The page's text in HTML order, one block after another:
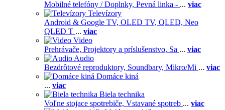
Mobilné telefóny / Doplnky, Pevná linka - ... viac
Televízory
Android & Google TV, OLED TV, QLED, Neo
QLED T ... viac
Video
Prehrávače, Projektory a príslušenstvo, Sa ... viac
Audio
Bezdrôtové reproduktory, Soundbary, Mikro/Mi ... viac
Domáce kiná
... viac
Biela technika
Voľne stojace spotrebiče, Vstavané spotreb ... viac